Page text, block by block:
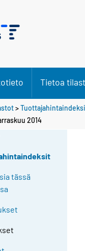
Tietoa
>
2014
tässä